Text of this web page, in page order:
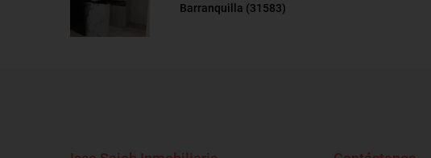
Barranquilla (31583)